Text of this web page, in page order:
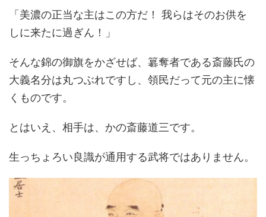
「美濃の正当な主はこの方だ！ 我らはそのお供を
しに来たに過ぎん！」
そんな錦の御旗をかざせば、簒奪者である斎藤氏の
大義名分は丸つぶれですし、領民だって元の主に懐
くものです。
とはいえ、相手は、かの斎藤道三です。
生っちょろい良識が通用する武将ではありません。